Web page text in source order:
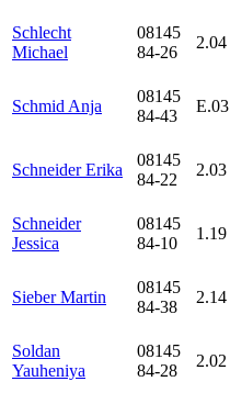
Schlecht
Michael
08145
84-26
2.04
Schmid Anja
08145
84-43
E.03
Schneider Erika
08145
84-22
2.03
Schneider
Jessica
08145
84-10
1.19
Sieber Martin
08145
84-38
2.14
Soldan
Yauheniya
08145
84-28
2.02